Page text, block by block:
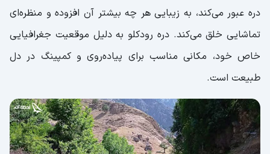
دره عبور می‌کند، به زیبایی هر چه بیشتر آن افزوده و منظره‌ای
تماشایی خلق می‌کند. دره رودکلو به دلیل موقعیت جغرافیایی
خاص خود، مکانی مناسب برای پیاده‌روی و کمپینگ در دل
طبیعت است.